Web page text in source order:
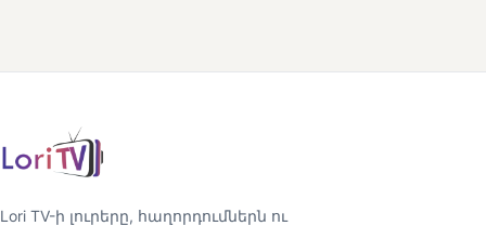
Lori TV-ի լուրերը, հաղորդումներն ու